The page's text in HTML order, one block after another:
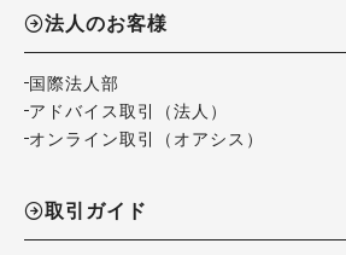
法人のお客様
国際法人部
アドバイス取引（法人）
オンライン取引（オアシス）
取引ガイド